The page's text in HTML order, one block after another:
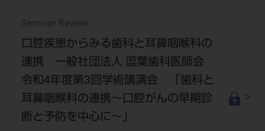
Seminar Review
口腔疾患からみる歯科と耳鼻咽喉科の
連携 一般社団法人 逗葉歯科医師会
令和4年度第3回学術講演会 「歯科と
耳鼻咽喉科の連携～口腔がんの早期診
断と予防を中心に～」